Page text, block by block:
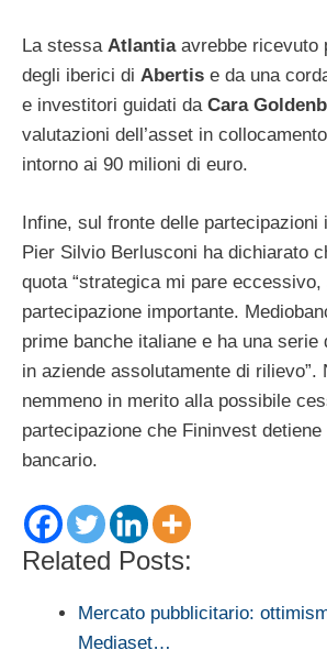
La stessa Atlantiaavrebbe ricevuto
degli iberici di Abertis e da una
e investitori guidati da Cara
valutazioni dell’asset in
intorno ai 90 milioni di euro.
Infine, sul fronte delle partecipazioni
Pier Silvio Berlusconi ha dichiarato
quota “strategica mi pare eccessivo,
partecipazione importante.
prime banche italiane e ha una serie
in aziende assolutamente di rilievo”.
nemmeno in merito alla possibile
partecipazione che Fininvest detiene
bancario.
Related Posts:
Mercato pubblicitario:
Mediaset…